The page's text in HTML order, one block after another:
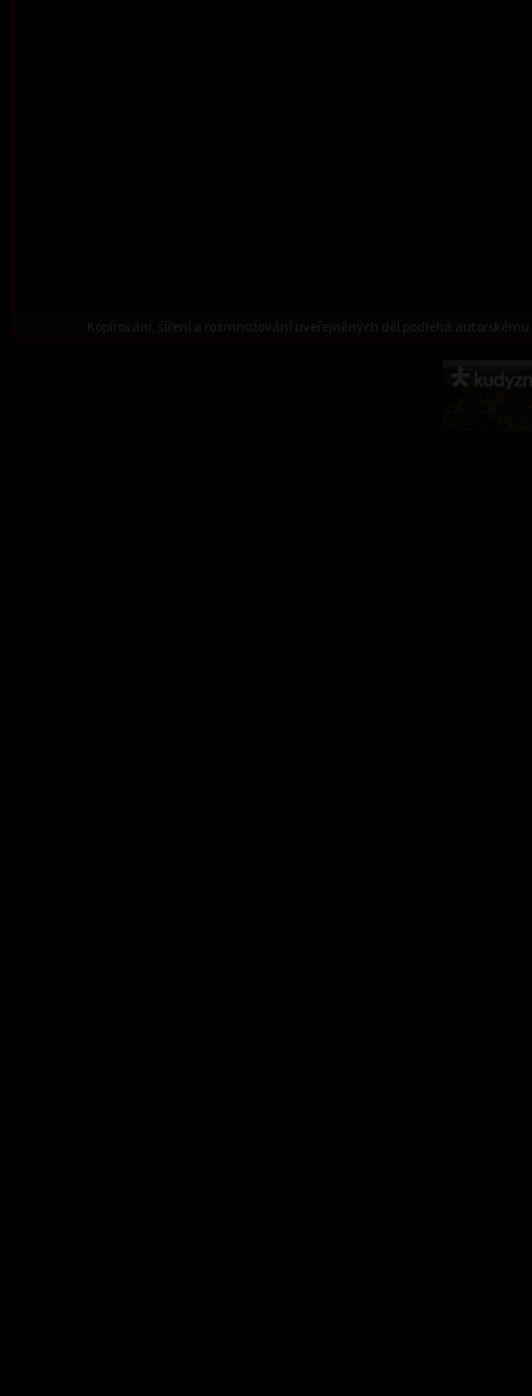
Kopírování, šíření a rozmnožování uveřejněných děl podléhá autorskému